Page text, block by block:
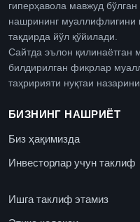
гиперҳавола мавжуд
нашрининг муаллифлигини
тақдирда йўл қўйилади.
Сайтда эълон
билдирилган фикрлар
таҳририяти нуқтаи
БИЗНИНГ НАШРИЁТ
Биз ҳақимизда
Инвесторлар учун таклиф
Ишга таклиф этамиз